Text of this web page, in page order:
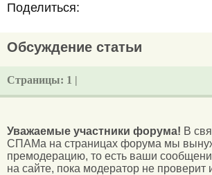
Поделиться:
Обсуждение статьи
Страницы: 1 |
Уважаемые участники форума! В
СПАМа на страницах форума мы
премодерацию, то есть ваши
на сайте, пока модератор не проверит